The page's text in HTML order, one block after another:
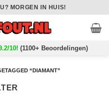
MORGEN IN HUIS!
10! (1100+ Beoordelingen)
“DIAMANT”